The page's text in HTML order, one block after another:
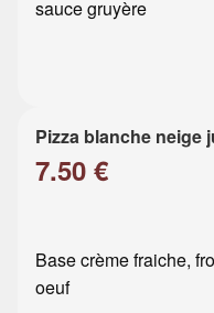
sauce gruyère
Pizza blanche neige
7.50 €
Base crème fraiche,
oeuf